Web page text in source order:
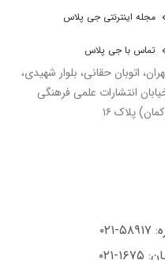
مجله اینترنتی جی پلاس
تماس با جی پلاس
اتوبان حقانی، بلوار شهیدی،
انتشارات علمی فرهنگی
پلاک ۱۶
۰۲۱